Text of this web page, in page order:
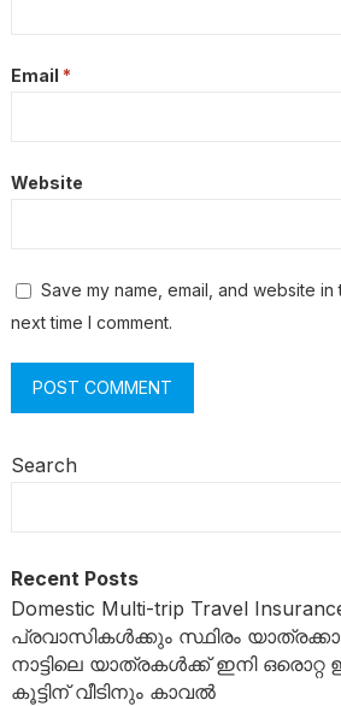
Email *
Website
Save my name, email, and website
next time I comment.
Search
Recent Posts
Domestic Multi-trip Travel
പ്രവാസികൾക്കും സ്ഥിരം
നാട്ടിലെ യാത്രകൾക്ക് ഇനി
കൂട്ടിന് വീടിനും കാവൽ